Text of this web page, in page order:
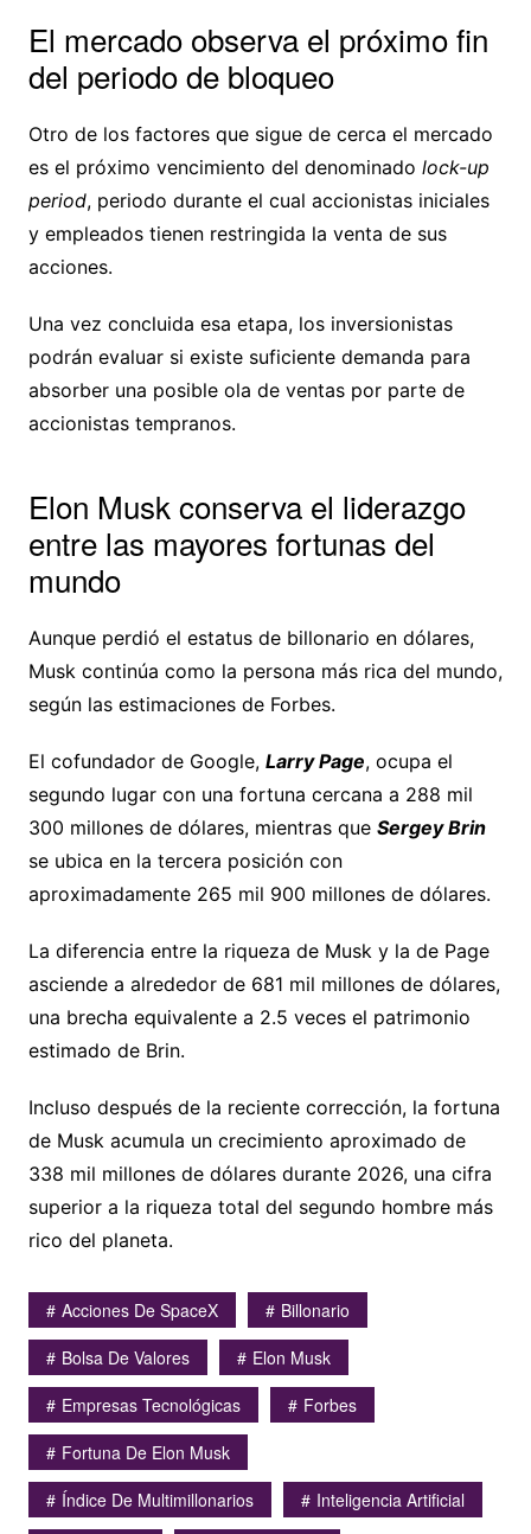
El mercado observa el próximo fin
del periodo de bloqueo
Otro de los factores que sigue de cerca el mercado
es el próximo vencimiento del denominado lock-up
period, periodo durante el cual accionistas iniciales
y empleados tienen restringida la venta de sus
acciones.
Una vez concluida esa etapa, los inversionistas
podrán evaluar si existe suficiente demanda para
absorber una posible ola de ventas por parte de
accionistas tempranos.
Elon Musk conserva el liderazgo
entre las mayores fortunas del
mundo
Aunque perdió el estatus de billonario en dólares,
Musk continúa como la persona más rica del mundo,
según las estimaciones de Forbes.
El cofundador de Google, Larry Page, ocupa el
segundo lugar con una fortuna cercana a 288 mil
300 millones de dólares, mientras que Sergey Brin
se ubica en la tercera posición con
aproximadamente 265 mil 900 millones de dólares.
La diferencia entre la riqueza de Musk y la de Page
asciende a alrededor de 681 mil millones de dólares,
una brecha equivalente a 2.5 veces el patrimonio
estimado de Brin.
Incluso después de la reciente corrección, la fortuna
de Musk acumula un crecimiento aproximado de
338 mil millones de dólares durante 2026, una cifra
superior a la riqueza total del segundo hombre más
rico del planeta.
Acciones De SpaceX
Billonario
Bolsa De Valores
Elon Musk
Empresas Tecnológicas
Forbes
Fortuna De Elon Musk
Índice De Multimillonarios
Inteligencia Artificial